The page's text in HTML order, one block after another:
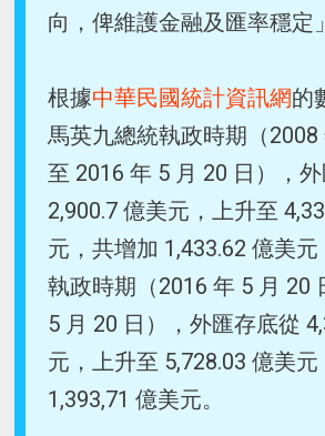
向，俾維護金融及匯率穩定
根據中華民國統計資訊網的
馬英九總統執政時期（2008
至 2016 年 5 月 20 日），
2,900.7 億美元，上升至
元，共增加 1,433.62 億美
執政時期（2016 年 5 月 20
5 月 20 日），外匯存底從
元，上升至 5,728.03 億美元
1,393,71 億美元。